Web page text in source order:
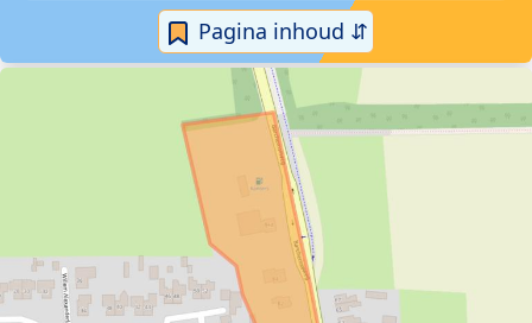
Pagina inhoud ⇵